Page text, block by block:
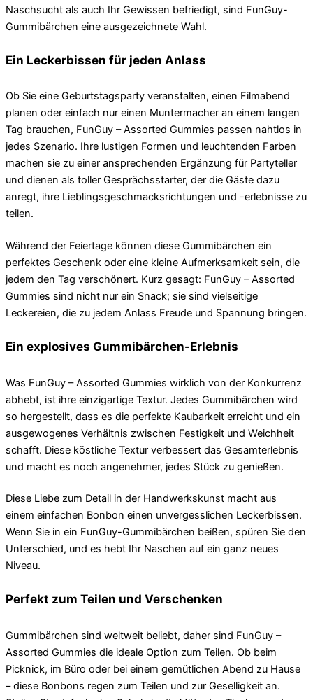
Naschsucht als auch Ihr Gewissen befriedigt, sind FunGuy-
Gummibärchen eine ausgezeichnete Wahl.
Ein Leckerbissen für jeden Anlass
Ob Sie eine Geburtstagsparty veranstalten, einen Filmabend
planen oder einfach nur einen Muntermacher an einem langen
Tag brauchen, FunGuy – Assorted Gummies passen nahtlos in
jedes Szenario. Ihre lustigen Formen und leuchtenden Farben
machen sie zu einer ansprechenden Ergänzung für Partyteller
und dienen als toller Gesprächsstarter, der die Gäste dazu
anregt, ihre Lieblingsgeschmacksrichtungen und -erlebnisse zu
teilen.
Während der Feiertage können diese Gummibärchen ein
perfektes Geschenk oder eine kleine Aufmerksamkeit sein, die
jedem den Tag verschönert. Kurz gesagt: FunGuy – Assorted
Gummies sind nicht nur ein Snack; sie sind vielseitige
Leckereien, die zu jedem Anlass Freude und Spannung bringen.
Ein explosives Gummibärchen-Erlebnis
Was FunGuy – Assorted Gummies wirklich von der Konkurrenz
abhebt, ist ihre einzigartige Textur. Jedes Gummibärchen wird
so hergestellt, dass es die perfekte Kaubarkeit erreicht und ein
ausgewogenes Verhältnis zwischen Festigkeit und Weichheit
schafft. Diese köstliche Textur verbessert das Gesamterlebnis
und macht es noch angenehmer, jedes Stück zu genießen.
Diese Liebe zum Detail in der Handwerkskunst macht aus
einem einfachen Bonbon einen unvergesslichen Leckerbissen.
Wenn Sie in ein FunGuy-Gummibärchen beißen, spüren Sie den
Unterschied, und es hebt Ihr Naschen auf ein ganz neues
Niveau.
Perfekt zum Teilen und Verschenken
Gummibärchen sind weltweit beliebt, daher sind FunGuy –
Assorted Gummies die ideale Option zum Teilen. Ob beim
Picknick, im Büro oder bei einem gemütlichen Abend zu Hause
– diese Bonbons regen zum Teilen und zur Geselligkeit an.